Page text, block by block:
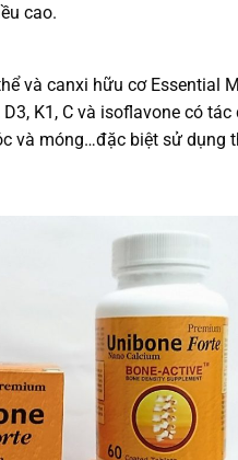
cao.
và canxi hữu cơ Essential
K1, C và isoflavone có
và móng…đặc biệt sử dụng